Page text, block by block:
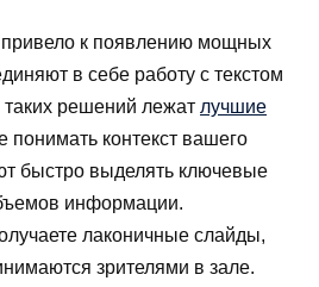
привело к появлению мощных
в себе работу с текстом
решений лежат лучшие
понимать контекст вашего
быстро выделять ключевые
информации.
лаконичные слайды,
зрителями в зале.